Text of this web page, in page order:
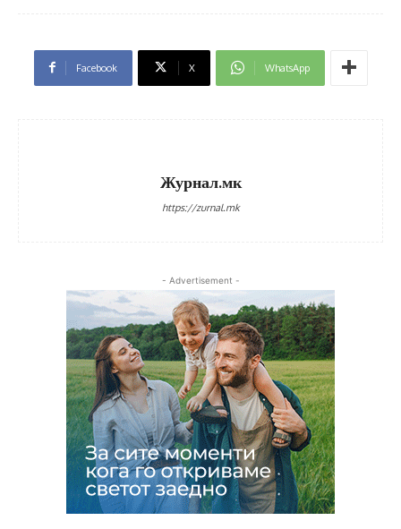
Facebook X WhatsApp
Журнал.мк
https://zurnal.mk
- Advertisement -